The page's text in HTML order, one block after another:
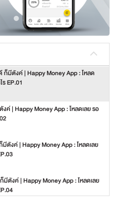
ก็มีตังค์ | Happy Money App : โหลด
ร EP.01
ค์ | Happy Money App : โหลดเลย รอ
ตังค์ | Happy Money App : โหลดเลย
ตังค์ | Happy Money App : โหลดเลย